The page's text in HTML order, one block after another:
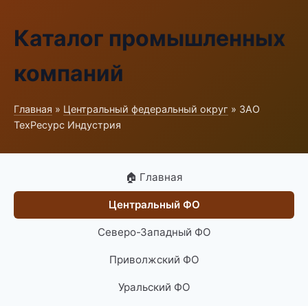
Каталог промышленных
компаний
Главная » Центральный федеральный округ » ЗАО
ТехРесурс Индустрия
🏠 Главная
Центральный ФО
Северо-Западный ФО
Приволжский ФО
Уральский ФО